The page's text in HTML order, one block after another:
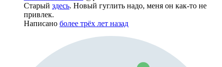
Старый здесь. Новый гуглить надо, меня он как-то не
привлек.
Написано более трёх лет назад